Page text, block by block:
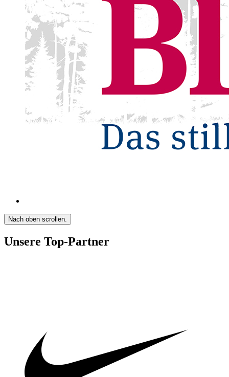
Nach oben scrollen.
Unsere Top-Partner